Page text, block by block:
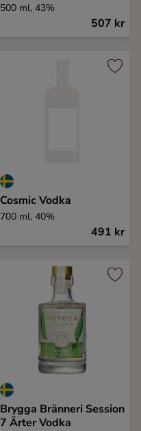
500 ml, 43%
507 kr
Cosmic Vodka
700 ml, 40%
491 kr
Brygga Bränneri Session
7 Ärter Vodka